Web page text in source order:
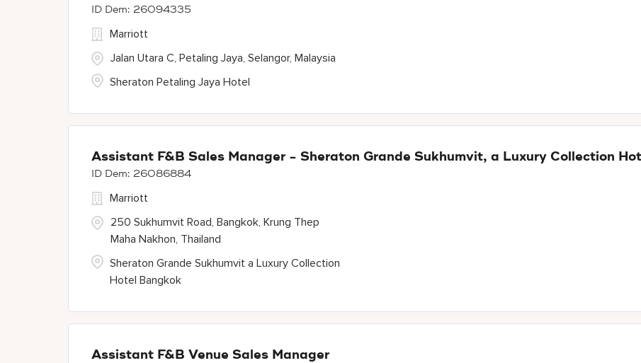
26094335
Jalan Utara C, Petaling Jaya, Selangor, Malaysia
Marriott
Sheraton Petaling Jaya Hotel
Assistant F&B Sales Manager - Sheraton Grande Sukhumvit, a Luxury Collection
26086884
250 Sukhumvit Road, Bangkok, Krung Thep
Maha Nakhon, Thailand
Marriott
Sheraton Grande Sukhumvit a Luxury Collection
Hotel Bangkok
Assistant F&B Venue Sales Manager